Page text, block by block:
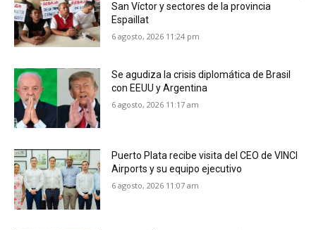
San Víctor y sectores de la provincia
Espaillat
6 agosto, 2026 11:24 pm
Se agudiza la crisis diplomática de Brasil
con EEUU y Argentina
6 agosto, 2026 11:17 am
Puerto Plata recibe visita del CEO de VINCI
Airports y su equipo ejecutivo
6 agosto, 2026 11:07 am